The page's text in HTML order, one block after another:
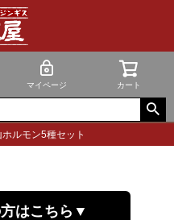
マイページ カート
ホルモン5種セット
はこちら▼